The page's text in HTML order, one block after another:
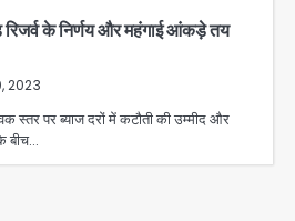
के निर्णय और महंगाई आंकड़े तय
2023
पर ब्याज दरों में कटौती की उम्मीद और
बीच…
में 9 से 17 अगस्त तक चलेगा जन-
महाअभियान, डीएम ने की समीक्षा
सेल की बड़ी कामयाबी, चोरी के
खरीद-फरोख्त करने वाले गिरोह का